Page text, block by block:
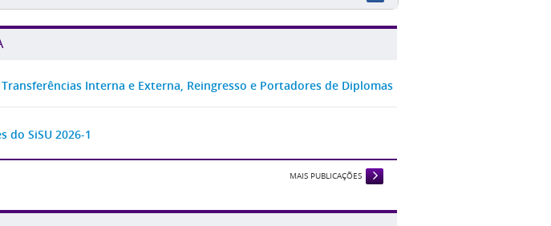
Interna e Externa, Reingresso e Portadores de Diplomas
do SiSU 2026-1
MAIS PUBLICAÇÕES